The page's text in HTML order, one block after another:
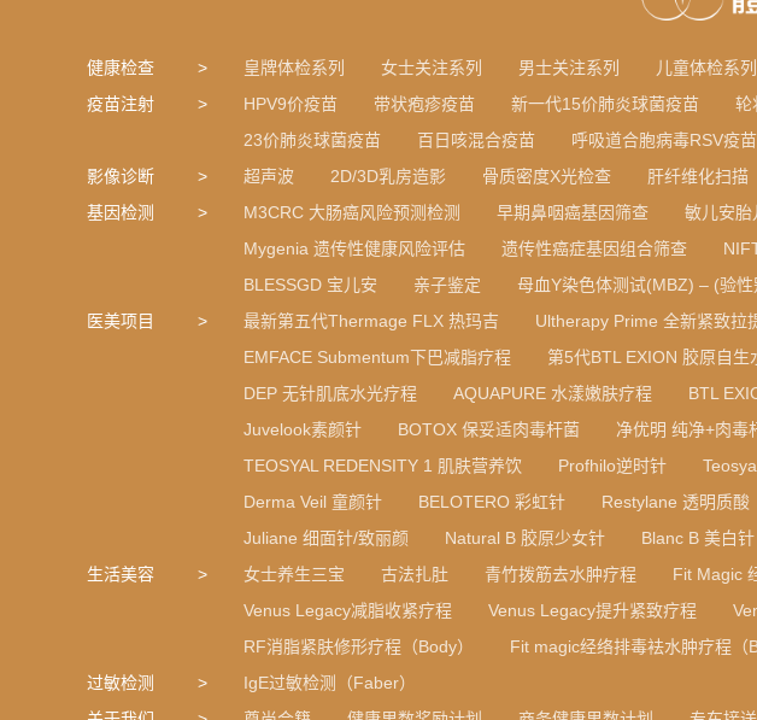
健康检查 皇牌体检系列 女士关注系列 男士关注系列 儿童体检系列
疫苗注射
HPV9价疫苗 带状疱疹疫苗 新一代15价肺炎球菌疫苗 轮
23价肺炎球菌疫苗
百日咳混合疫苗 呼吸道合胞病毒RSV疫苗
影像诊断
超声波 2D/3D乳房造影 骨质密度X光检查 肝纤维化扫描
基因检测
M3CRC 大肠癌风险预测检测 早期鼻咽癌基因筛查 敏儿安胎
Mygenia 遗传性健康风险评估
遗传性癌症基因组合筛查
BLESSGD 宝儿安
亲子鉴定 母血Y染色体测试(MBZ) – (验性
医美项目
最新第五代Thermage FLX 热玛吉 Ultherapy Prime 全新紧致拉
EMFACE Submentum下巴减脂疗程
第5代BTL EXION 胶原自生
DEP 无针肌底水光疗程
AQUAPURE 水漾嫩肤疗程 BTL
Juvelook素颜针
BOTOX 保妥适肉毒杆菌 净优明 纯净+肉毒
TEOSYAL REDENSITY 1 肌肤营养饮
Profhilo逆时针
Derma Veil 童颜针
BELOTERO 彩虹针 Restylane 透明质酸
Juliane 细面针/致丽颜
Natural B 胶原少女针 Blanc B 美白针
生活美容
女士养生三宝 古法扎肚 青竹拨筋去水肿疗程 Fit Magic
Venus Legacy减脂收紧疗程
Venus Legacy提升紧致疗程
RF消脂紧肤修形疗程（Body）
Fit magic经络排毒袪水肿疗程（
过敏检测
IgE过敏检测（Faber）